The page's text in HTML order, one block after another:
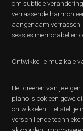
om subtiele
verrassende
aangenaam
sessies memorabel en
Ontwikkel je muzikale
Het creëren van je
piano is ook een
ontwikkelen. Het stelt je
verschillende